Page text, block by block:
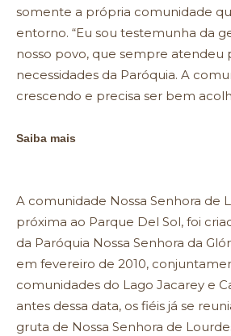
somente a própria comunidade
entorno. “Eu sou testemunha da
nosso povo, que sempre atendeu
necessidades da Paróquia. A
crescendo e precisa ser bem
Saiba mais
A comunidade Nossa Senhora de
próxima ao Parque Del Sol, foi
da Paróquia Nossa Senhora da
em fevereiro de 2010,
comunidades do Lago Jacarey e
antes dessa data, os fiéis já se
gruta de Nossa Senhora de